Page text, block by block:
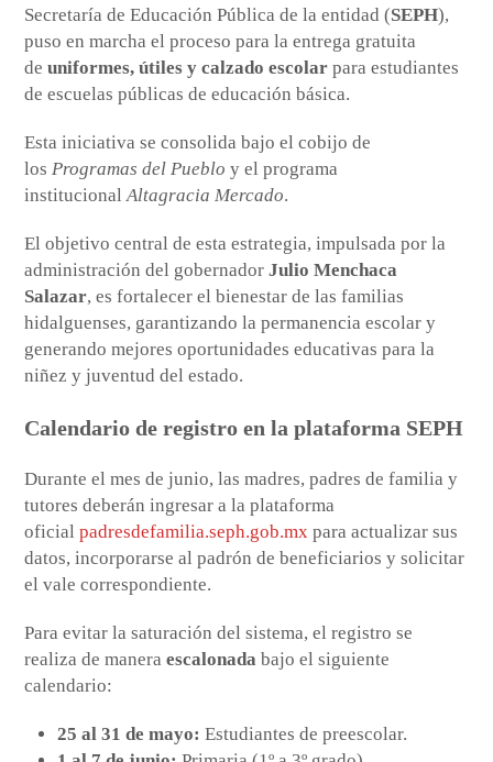
Secretaría de Educación Pública de la entidad (SEPH),
puso en marcha el proceso para la entrega gratuita
deuniformes, útiles y calzado escolar para estudiantes
de escuelas públicas de educación básica.
Esta iniciativa se consolida bajo el cobijo de
losProgramas del Pueblo y el programa
institucionalAltagracia Mercado.
El objetivo central de esta estrategia, impulsada por la
administración del gobernadorJulio Menchaca
Salazar, es fortalecer el bienestar de las familias
hidalguenses, garantizando la permanencia escolar y
generando mejores oportunidades educativas para la
niñez y juventud del estado.
Calendario de registro en la plataforma SEPH
Durante el mes de junio, las madres, padres de familia y
tutores deberán ingresar a la plataforma
oficialpadresdefamilia.seph.gob.mx para actualizar sus
datos, incorporarse al padrón de beneficiarios y solicitar
el vale correspondiente.
Para evitar la saturación del sistema, el registro se
realiza de maneraescalonada bajo el siguiente
calendario:
25 al 31 de mayo: Estudiantes de preescolar.